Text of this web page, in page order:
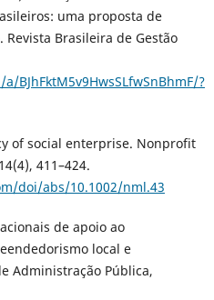
uma proposta de
Revista Brasileira de Gestão
?
of social enterprise. Nonprofit
411–424.
doi/abs/10.1002/nml.43
de apoio ao
local e
Administração Pública,